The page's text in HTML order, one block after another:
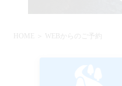
HOME ＞ WEBからのご予約